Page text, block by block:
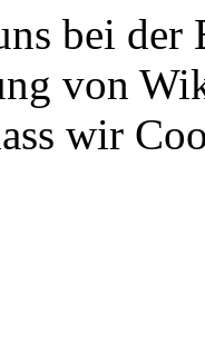
bei
von
wir